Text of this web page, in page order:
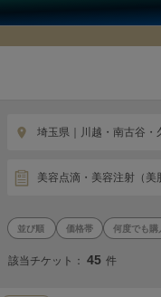
埼玉県｜川越・南古谷・
美容点滴・美容注射（美
価格帯 何度でも購
該当チケット：45 件